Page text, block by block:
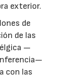
exterior.
de
de las
—
con las